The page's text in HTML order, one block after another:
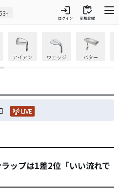
件 login
ログイン
inventory
新規登録
アイアン ウェッジ パター
LIVE
ップは1差2位「いい流れで